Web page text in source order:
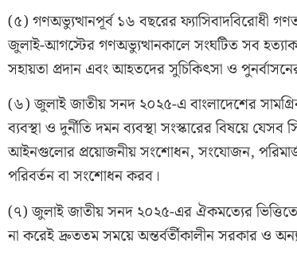
(৫) গণঅভ্যুত্থানপূর্ব ১৬ বছরের ফ্যাসিবাদবিরোধী
জুলাই-আগস্টের গণঅভ্যুত্থানকালে সংঘটিত সব
সহায়তা প্রদান এবং আহতদের সুচিকিৎসা ও
(৬) জুলাই জাতীয় সনদ ২০২৫-এ বাংলাদেশের সামগ্রিক
ব্যবস্থা ও দুর্নীতি দমন ব্যবস্থা সংস্কারের বিষয়ে
আইনগুলোর প্রয়োজনীয় সংশোধন, সংযোজন, পরিমার্জন
পরিবর্তন বা সংশোধন করব।
(৭) জুলাই জাতীয় সনদ ২০২৫-এর ঐকমত্যের ভিত্তিতে
না করেই দ্রুততম সময়ে অন্তর্বর্তীকালীন সরকার ও